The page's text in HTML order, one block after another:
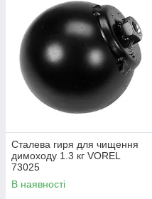
Сталева гиря для чищення
димоходу 1.3 кг VOREL
73025
В наявності